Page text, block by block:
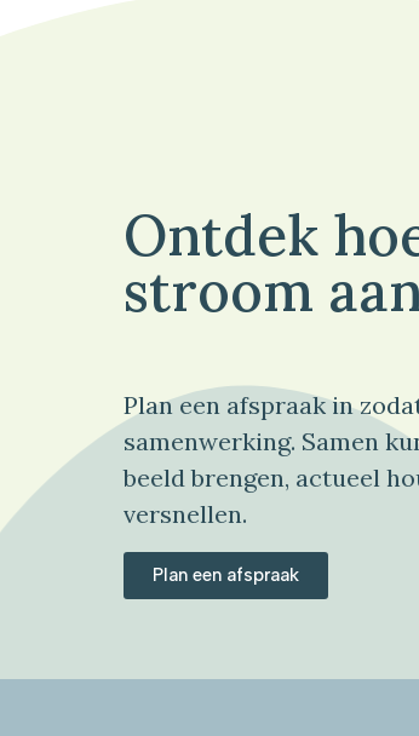
Ontdek
stroom
Plan een afspraak in
samenwerking. Samen
beeld brengen, actueel
versnellen.
Plan een afspraak